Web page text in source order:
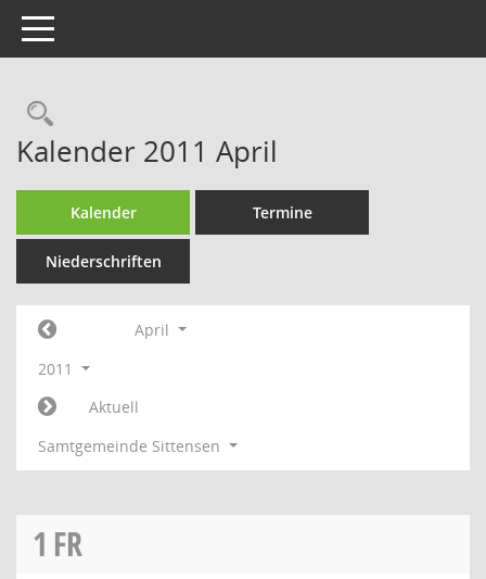
Toggle navigation
Rechercheauswahl
Kalender 2011 April
Kalender Termine
Niederschriften
April
2011
Aktuell
Samtgemeinde Sittensen
1 FR